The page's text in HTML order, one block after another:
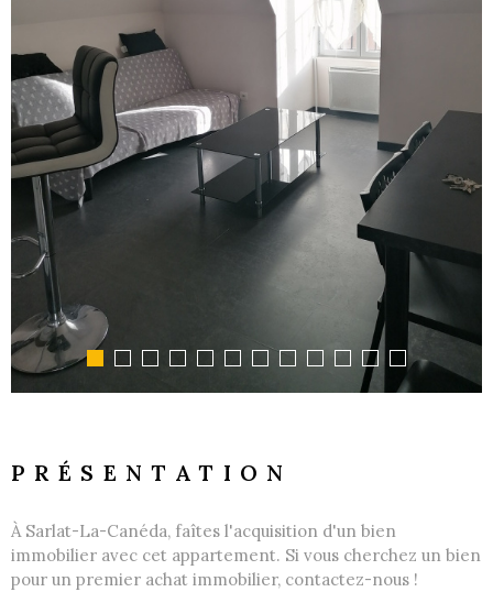
PRÉSENTATION
À Sarlat-La-Canéda, faîtes l'acquisition d'un bien
immobilier avec cet appartement. Si vous cherchez un bien
pour un premier achat immobilier, contactez-nous !